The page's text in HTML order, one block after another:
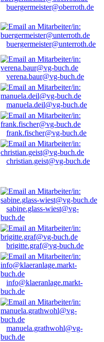
buergermeister@oberroth.de
buergermeister@unterroth.de
verena.baur@vg-buch.de
manuela.deil@vg-buch.de
frank.fischer@vg-buch.de
christian.geist@vg-buch.de
sabine.glass-wiest@vg-
buch.de
brigitte.graf@vg-buch.de
info@klaeranlage.markt-
buch.de
manuela.grathwohl@vg-
buch.de